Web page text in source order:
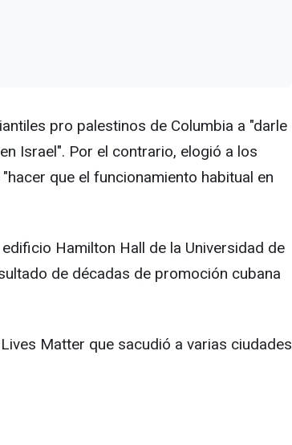
pro palestinos de Columbia a "darle
Israel". Por el contrario, elogió a los
que el funcionamiento habitual en
Hamilton Hall de la Universidad de
de décadas de promoción cubana
Matter que sacudió a varias ciudades